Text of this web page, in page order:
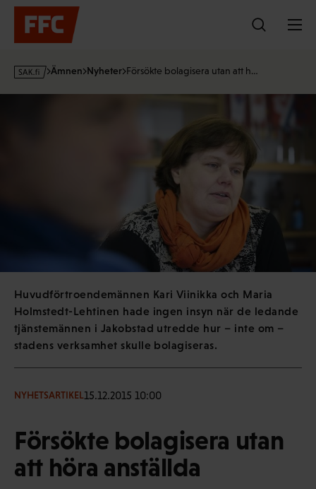
Hoppa
innehållet
s
Ämnen Nyheter Försökte bolagisera utan att h…
Huvudförtroendemännen Kari Viinikka och Maria
Holmstedt-Lehtinen hade ingen insyn när de ledande
tjänstemännen i Jakobstad utredde hur – inte om –
stadens verksamhet skulle bolagiseras.
NYHETSARTIKEL15.12.2015 10:00
Försökte bolagisera utan
att höra anställda